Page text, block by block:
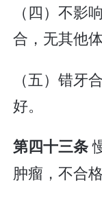
（四）不影
合，无其他
（五）错牙
好。
第四十三条
肿瘤，不合格